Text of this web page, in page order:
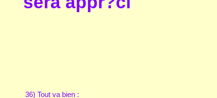
36) Tout va bien :